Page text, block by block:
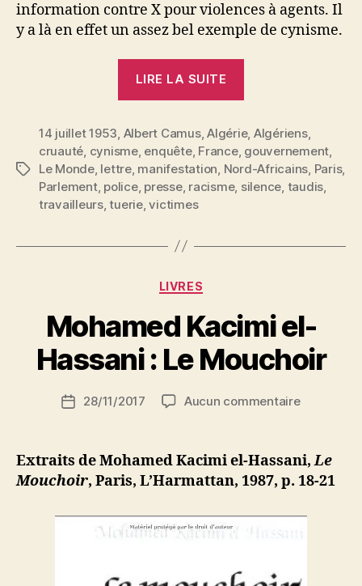
information contre X pour violences à agents. Il
y a là en effet un assez bel exemple de cynisme.
LIRE LA SUITE
M.
Albert
Camus
(juillet
Étiquettes
14 juillet 1953 Albert Camus,Algérie, Algériens,
cruauté cynisme, enquête, France, gouvernement
Le Monde, lettre, manifestation Nord-Africains Paris,
Parlement, police, presse, racisme, silence taudis
travailleurs,tuerie,victimes
Catégories
LIVRES
Mohamed Kacimi el-
Hassani : Le Mouchoir
a
r
S
N
ji
b
Date28/11/2017 Aucun commentairesur
el-
Hassani
:
Extraits de Mohamed Kacimi el-Hassani,Le
Mouchoir, Paris, L’Harmattan, 1987, p. 18-21